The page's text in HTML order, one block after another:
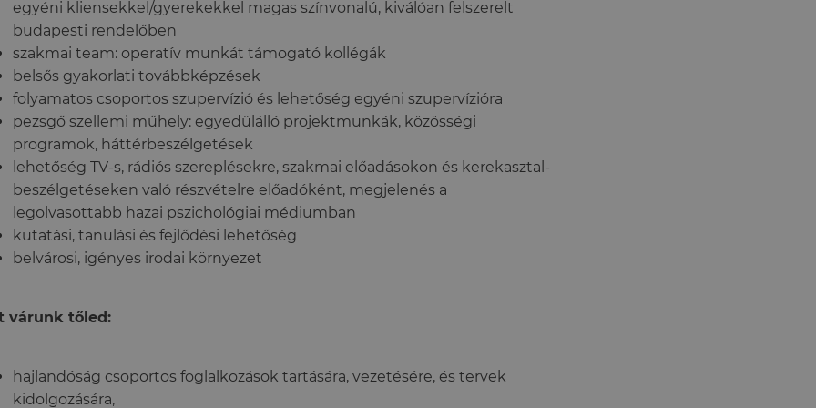
egyéni kliensekkel/gyerekekkel magas színvonalú, kiválóan felszerelt
budapesti rendelőben
szakmai team: operatív munkát támogató kollégák
belsős gyakorlati továbbképzések
folyamatos csoportos szupervízió és lehetőség egyéni szupervízióra
pezsgő szellemi műhely: egyedülálló projektmunkák, közösségi
programok, háttérbeszélgetések
lehetőség TV-s, rádiós szereplésekre, szakmai előadásokon és kerekasztal-
beszélgetéseken való részvételre előadóként, megjelenés a
legolvasottabb hazai pszichológiai médiumban
kutatási, tanulási és fejlődési lehetőség
belvárosi, igényes irodai környezet
várunk tőled:
hajlandóság csoportos foglalkozások tartására, vezetésére, és tervek
kidolgozására,